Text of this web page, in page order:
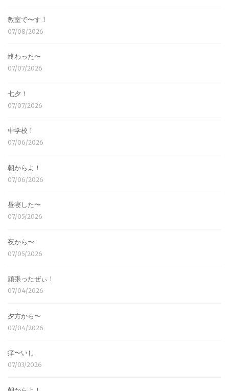
教室で〜す！
07/08/2026
終わった〜
07/07/2026
七夕！
07/07/2026
中学校！
07/06/2026
朝からよ！
07/06/2026
昼寝した〜
07/05/2026
夜から〜
07/05/2026
頑張ったぜぃ！
07/04/2026
夕方から〜
07/04/2026
痒〜いし
07/03/2026